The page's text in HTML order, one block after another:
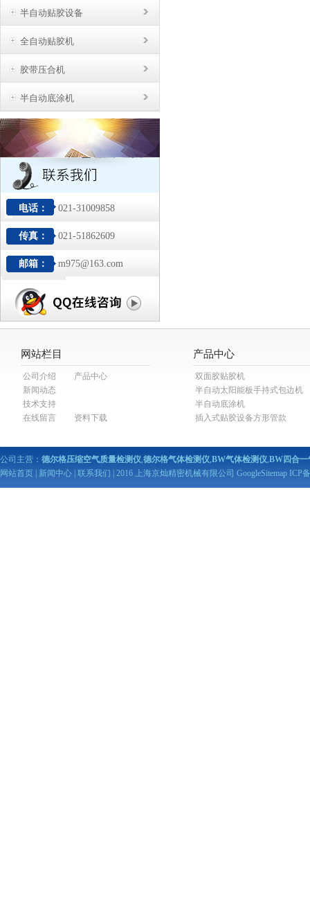
半自动贴胶设备
全自动贴胶机
胶带压合机
半自动底涂机
电话： 021-31009858
传真： 021-51862609
邮箱： m975@163.com
网站栏目
公司介绍
产品中心
新闻动态
技术支持
在线留言
资料下载
产品中心
双面胶贴胶机
半自动太阳能板手持式包边机
半自动底涂机
插入式贴胶设备方形管款
公司主营： 德尔格压缩空气质量检测仪,德尔格气体检测仪,BW气体检测仪,BW四合一
网站首页
新闻中心 联系我们 | 2016 上海京灿精密机械有限公司 GoogleSitemap ICP